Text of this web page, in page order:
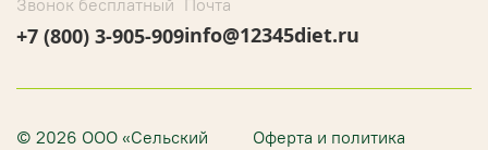
+7 (800) 3-905-909info@12345diet.ru
© 2026 ООО «Сельский
Оферта и политика